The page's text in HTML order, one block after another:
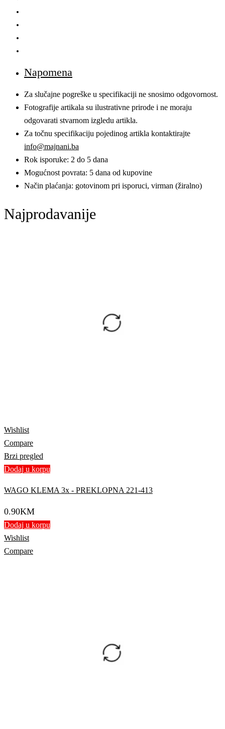
Napomena
Za slučajne pogreške u specifikaciji ne snosimo odgovornost.
Fotografije artikala su ilustrativne prirode i ne moraju
odgovarati stvarnom izgledu artikla.
Za točnu specifikaciju pojedinog artikla kontaktirajte
info@majnani.ba
Rok isporuke: 2 do 5 dana
Mogućnost povrata: 5 dana od kupovine
Način plaćanja: gotovinom pri isporuci, virman (žiralno)
Najprodavanije
Wishlist
Compare
Brzi pregled
Dodaj u korpu
WAGO KLEMA 3x - PREKLOPNA 221-413
0.90KM
Dodaj u korpu
Wishlist
Compare